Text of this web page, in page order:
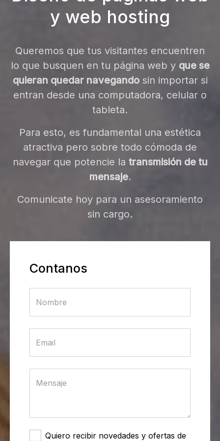
y web hosting
Queremos que tus visitantes encuentren
lo que busquen en tu página web y que se
quieran quedar navegandosin importar si
entran desde una computadora, celular o
tableta.
Para esto, es fundamental una estética
atractiva pero sobre todo cómoda de
navegar que potencie la transmisión de tu
mensaje.
Comunicate hoy para un asesoramiento
sin cargo.
Contanos
Quiero recibir novedades y ofertas de